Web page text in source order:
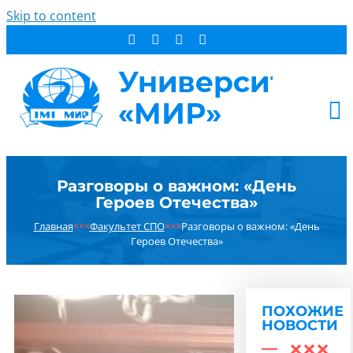
Skip to content
СТУДЕНТУ
ДОПОБРАЗОВАНИЕ
НОВОСТИ
РЕЗУЛЬТАТ ПОИСКА:
Разговоры о важном: «День
Героев Отечества»
Главная×××Факультет СПО×××Разговоры о важном: «День
Героев Отечества»
ПОХОЖИЕ
НОВОСТИ